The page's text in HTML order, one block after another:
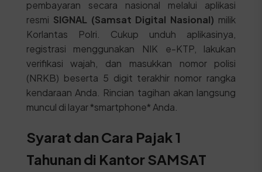
pembayaran secara nasional melalui aplikasi
resmi SIGNAL (Samsat Digital Nasional) milik
Korlantas Polri. Cukup unduh aplikasinya,
registrasi menggunakan NIK e-KTP, lakukan
verifikasi wajah, dan masukkan nomor polisi
(NRKB) beserta 5 digit terakhir nomor rangka
kendaraan Anda. Rincian tagihan akan langsung
muncul di layar *smartphone* Anda.
Syarat dan Cara Pajak 1
Tahunan di Kantor SAMSAT